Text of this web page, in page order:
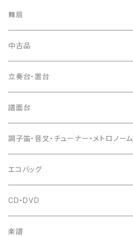
爪・爪輪
爪入
爪駒入
猫足入
爪ばさみ
箏柱
柱入
平柱入
琴台
ソフトケース
長袋・三ツ組袋・胴袋
胴掛
根緒
糸
(丸三) 寿糸
はつね糸
駒
地唄駒
長唄駒
糸駒入
爪駒入
撥入
歌口キャップ
つゆ切り
お祭り用６穴
お祭り用７穴
篠笛袋
太鼓（本体）
太鼓撥
手拍子（チャンチャン）
当り鉦
シュモク（当り鉦バチ）
舞扇
中古品
箏（本体）
三味線（本体）
立奏台・置台
譜面台
座奏用譜面台
立奏用譜面台
調子笛・音叉・チューナー・メトロノーム
調子笛・音叉
チューナー・メトロノーム
エコバッグ
CD・DVD
楽譜